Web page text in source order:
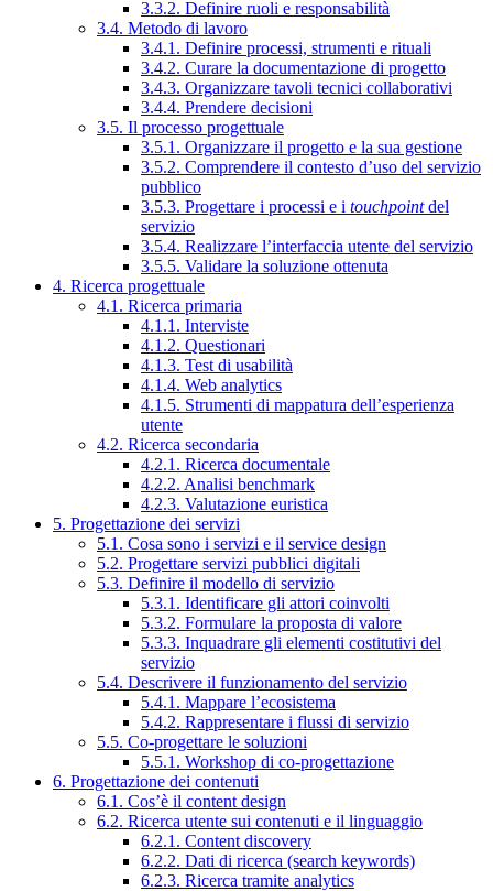
3.3.2. Definire ruoli e responsabilità
3.4. Metodo di lavoro
3.4.1. Definire processi, strumenti e rituali
3.4.2. Curare la documentazione di progetto
3.4.3. Organizzare tavoli tecnici collaborativi
3.4.4. Prendere decisioni
3.5. Il processo progettuale
3.5.1. Organizzare il progetto e la sua gestione
3.5.2. Comprendere il contesto d’uso del servizio
pubblico
3.5.3. Progettare i processi e i touchpointdel
servizio
3.5.4. Realizzare l’interfaccia utente del servizio
3.5.5. Validare la soluzione ottenuta
4. Ricerca progettuale
4.1. Ricerca primaria
4.1.1. Interviste
4.1.2. Questionari
4.1.3. Test di usabilità
4.1.4. Web analytics
4.1.5. Strumenti di mappatura dell’esperienza
utente
4.2. Ricerca secondaria
4.2.1. Ricerca documentale
4.2.2. Analisi benchmark
4.2.3. Valutazione euristica
5. Progettazione dei servizi
5.1. Cosa sono i servizi e il service design
5.2. Progettare servizi pubblici digitali
5.3. Definire il modello di servizio
5.3.1. Identificare gli attori coinvolti
5.3.2. Formulare la proposta di valore
5.3.3. Inquadrare gli elementi costitutivi del
servizio
5.4. Descrivere il funzionamento del servizio
5.4.1. Mappare l’ecosistema
5.4.2. Rappresentare i flussi di servizio
5.5. Co-progettare le soluzioni
5.5.1. Workshop di co-progettazione
6. Progettazione dei contenuti
6.1. Cos’è il content design
6.2. Ricerca utente sui contenuti e il linguaggio
6.2.1. Content discovery
6.2.2. Dati di ricerca (search keywords)
6.2.3. Ricerca tramite analytics